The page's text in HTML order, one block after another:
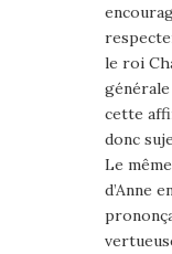
le roi
générale
cette
donc
Le
d’Anne